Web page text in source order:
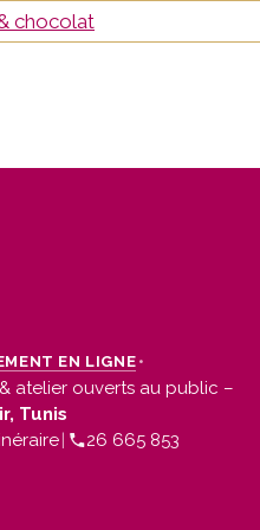
chocolat
EN LIGNE •
atelier ouverts au public –
Tunis
| 26 665 853